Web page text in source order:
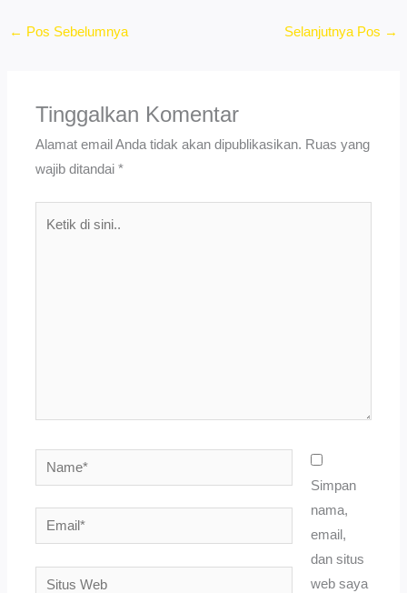
← Pos Sebelumnya Selanjutnya Pos →
Tinggalkan Komentar
Alamat email Anda tidak akan dipublikasikan. Ruas yang
wajib ditandai*
Name*
Email*
Situs
Simpan
nama,
email,
dan situs
web saya